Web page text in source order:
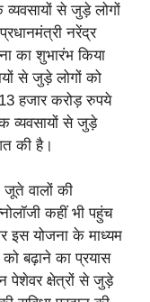
व्यवसायों से जुड़े लोगों
नरेंद्र
का शुभारंभ किया
से जुड़े लोगों को
हजार करोड़ रुपये
व्यवसायों से जुड़े
की है।
जूते वालों की
कहीं भी पहुंच
इस योजना के माध्यम
बढ़ाने का प्रयास
पेशेवर क्षेत्रों से जुड़े